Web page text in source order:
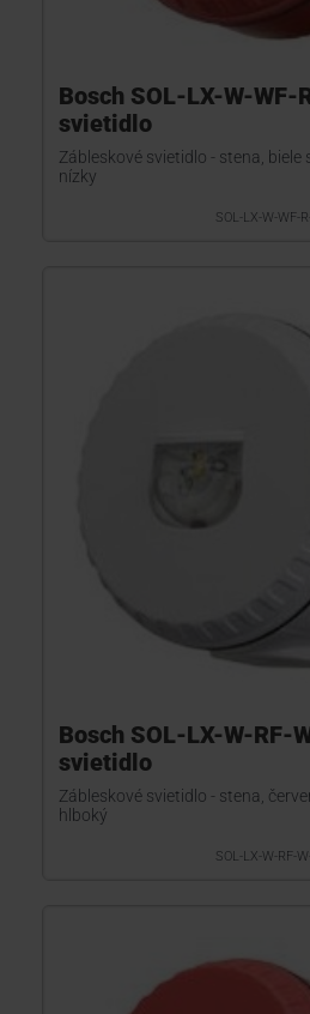
Bosch SOL-LX-W-
svietidlo
Zábleskové svietidlo - stena, biele
nízky
SOL-LX-W-WF-
Bosch SOL-LX-W-RF-
svietidlo
Zábleskové svietidlo - stena,
hlboký
SOL-LX-W-RF-